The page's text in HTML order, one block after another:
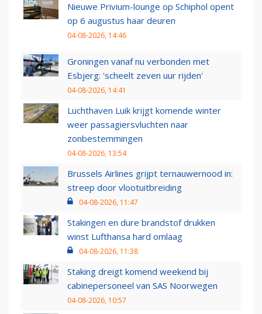
Nieuwe Privium-lounge op Schiphol opent
op 6 augustus haar deuren
04-08-2026, 14:46
Groningen vanaf nu verbonden met
Esbjerg: 'scheelt zeven uur rijden'
04-08-2026, 14:41
Luchthaven Luik krijgt komende winter
weer passagiersvluchten naar
zonbestemmingen
04-08-2026, 13:54
Brussels Airlines grijpt ternauwernood in:
streep door vlootuitbreiding
04-08-2026, 11:47
Stakingen en dure brandstof drukken
winst Lufthansa hard omlaag
04-08-2026, 11:38
Staking dreigt komend weekend bij
cabinepersoneel van SAS Noorwegen
04-08-2026, 10:57